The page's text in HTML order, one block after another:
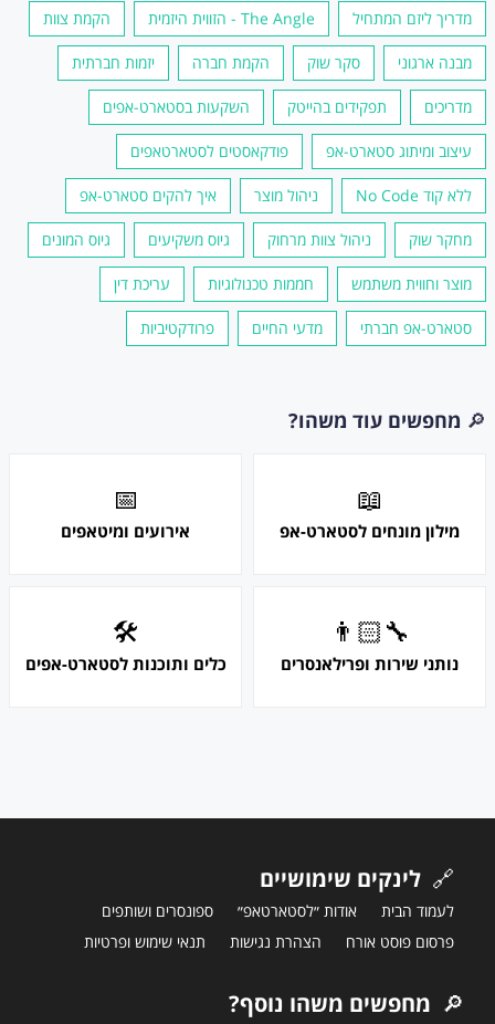
מדריך ליזם המתחיל The Angle - הזווית היזמית הקמת צוות
מבנה ארגוני סקר שוק הקמת חברה יזמות חברתית
מדריכים תפקידים בהייטק השקעות בסטארט-אפים
עיצוב ומיתוג סטארט-אפ פודקאסטים לסטארטאפים
ללא קוד No Code ניהול מוצר איך להקים סטארט-אפ
מחקר שוק ניהול צוות מרחוק גיוס משקיעים גיוס המונים
מוצר וחווית משתמש חממות טכנולוגיות עריכת דין
סטארט-אפ חברתי מדעי החיים פרודקטיביות
🔎 מחפשים עוד משהו?
📖
מילון מונחים לסטארט-אפ
📅
אירועים ומיטאפים
👨🏻‍🔧
נותני שירות ופרילאנסרים
🛠
כלים ותוכנות לסטארט-אפים
🔗 לינקים שימושיים
לעמוד הבית אודות ״לסטארטאפ״
ספונסרים ושותפים
פרסום פוסט אורח
הצהרת נגישות תנאי שימוש ופרטיות
🔎 מחפשים משהו נוסף?